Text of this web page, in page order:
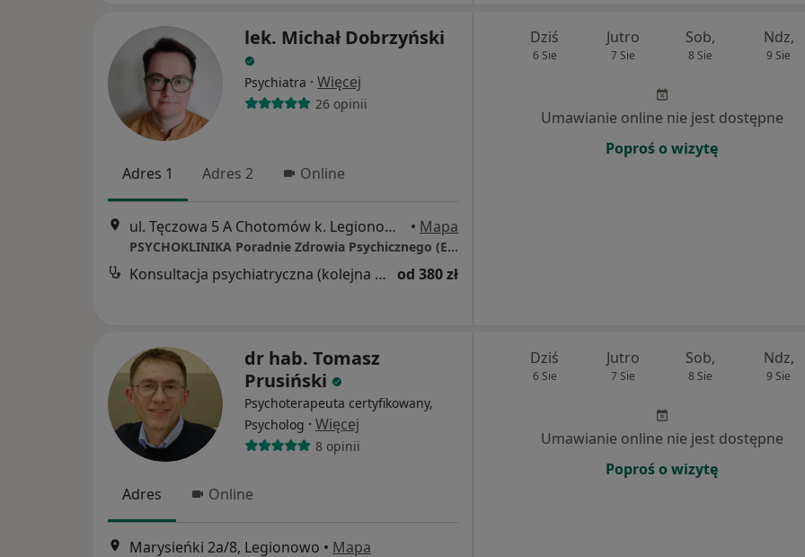
lek. Michał Dobrzyński
Psychiatra · Więcej
26 opinii
Adres 1 Adres 2 Online
ul. Tęczowa 5 A Chotomów k. Legionowa, Legionowo • Mapa
PSYCHOKLINIKA Poradnie Zdrowia Psychicznego (EDUCATIO)
Konsultacja psychiatryczna (kolejna wizyta) od 380 zł
Dziś
6 Sie
Jutro
7 Sie
Sob,
8 Sie
Ndz,
9 Sie
Umawianie online nie jest dostępne
Poproś o wizytę
dr hab. Tomasz
Prusiński
Psychoterapeuta certyfikowany,
Psycholog · Więcej
8 opinii
Adres Online
Marysieńki 2a/8, Legionowo • Mapa
Dziś
6 Sie
Jutro
7 Sie
Sob,
8 Sie
Ndz,
9 Sie
Umawianie online nie jest dostępne
Poproś o wizytę